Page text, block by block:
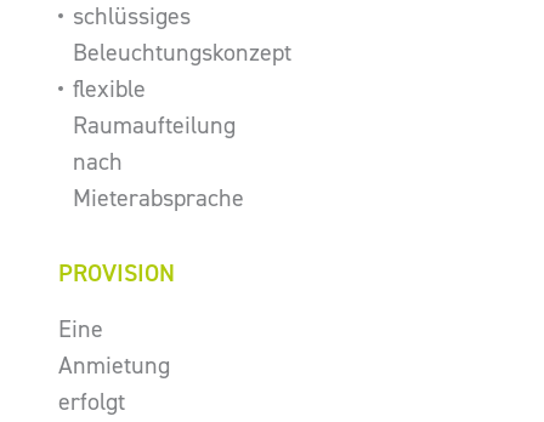
schlüssiges
Beleuchtungskonzept
flexible
Raumaufteilung
nach
Mieterabsprache
PROVISION
Eine
Anmietung
erfolgt